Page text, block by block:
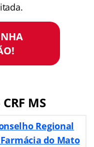
MS
Regional
do Mato